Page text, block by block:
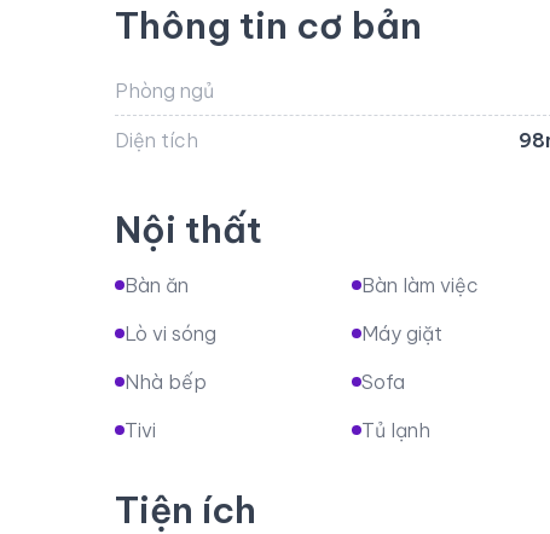
Thông tin cơ bản
Phòng ngủ
Diện tích
Nội thất
Bàn ăn Bàn làm việc
Lò vi sóng
Máy giặt
Nhà bếp
Sofa
Tivi
Tủ lạnh
Tiện ích